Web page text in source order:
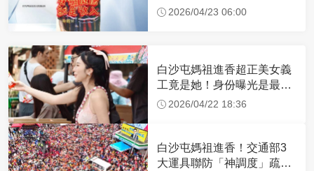
幕2026/04/23 06:00
白沙屯媽祖進香超正美女義
工竟是她！身份曝光是最美
禮生 一輩子不結婚
2026/04/22 18:36
白沙屯媽祖進香！交通部3
大運具聯防「神調度」疏運